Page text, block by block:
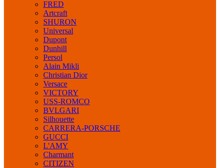
FRED
Artcraft
SHURON
Universal
Dupont
Dunhill
Persol
Alain Mikli
Christian Dior
Versace
VICTORY
USS-ROMCO
BVLGARI
Silhouette
CARRERA-PORSCHE
GUCCI
L'AMY
Charmant
CITIZEN